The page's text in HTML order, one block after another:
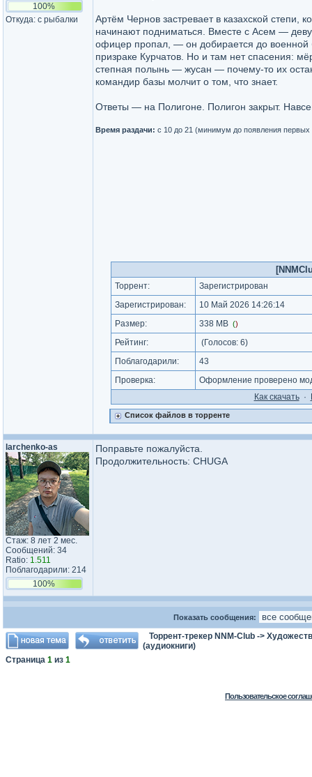
100%
Откуда: с рыбалки
Артём Чернов застревает в казахской степи,
начинают подниматься. Вместе с Асем —
офицер пропал, — он добирается до военной
призраке Курчатов. Но и там нет спасения:
степная полынь — жусан — почему-то их
командир базы молчит о том, что знает.
Ответы — на Полигоне. Полигон закрыт.
Время раздачи: с 10 до 21 (минимум до появления
Торрент:
Зарегистрирован
Зарегистрирован:
10 Май 2026 14:26:14
Размер:
338 MB ()
Рейтинг: (Голосов: 6)
Поблагодарили:
43
Проверка:
Оформление проверено
Как cкачать·
Список файлов в торренте
larchenko-as
Стаж: 8 лет 2 мес.
Сообщений: 34
Ratio: 1.511
Поблагодарили: 214
100%
Поправьте пожалуйста.
Продолжительность: CHUGA
Показать сообщения:
Торрент-трекер NNM-Club ->
(аудиокниги)
Страница 1 из 1
Пользовательское